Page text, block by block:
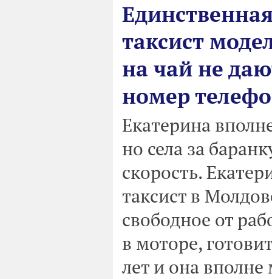
таксист
на чай не
номер
Екатерина
но села за
скорость.
таксист в
свободное от
в моторе,
лет и она